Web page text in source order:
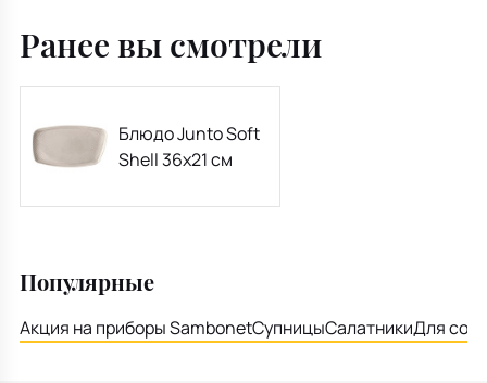
Ранее вы смотрели
Блюдо Junto Soft
Shell 36х21 см
Популярные
Акция на приборы SambonetСупницыСалатникиДля